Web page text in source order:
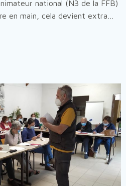
national (N3 de la FFB)
en main, cela devient extra…